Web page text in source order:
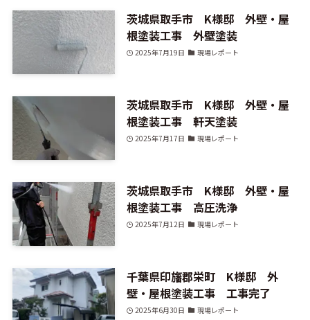
茨城県取手市 K様邸 外壁・屋
根塗装工事 外壁塗装
2025年7月19日 現場レポート
茨城県取手市 K様邸 外壁・屋
根塗装工事 軒天塗装
2025年7月17日 現場レポート
茨城県取手市 K様邸 外壁・屋
根塗装工事 高圧洗浄
2025年7月12日 現場レポート
千葉県印旛郡栄町 K様邸 外
壁・屋根塗装工事 工事完了
2025年6月30日 現場レポート